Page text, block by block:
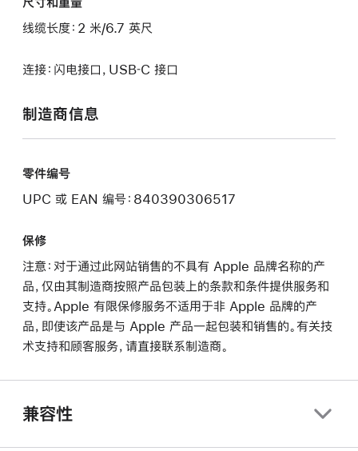
线缆长度：2 米/6.7 英尺
连接：闪电接口，USB‑C 接口
制造商信息
零件编号
UPC 或 EAN 编号：840390306517
保修
注意：对于通过此网站销售的不具有 Apple 品牌名称的产
品，仅由其制造商按照产品包装上的条款和条件提供服务和
支持。Apple 有限保修服务不适用于非 Apple 品牌的产
品，即使该产品是与 Apple 产品一起包装和销售的。有关技
术支持和顾客服务，请直接联系制造商。
兼容性